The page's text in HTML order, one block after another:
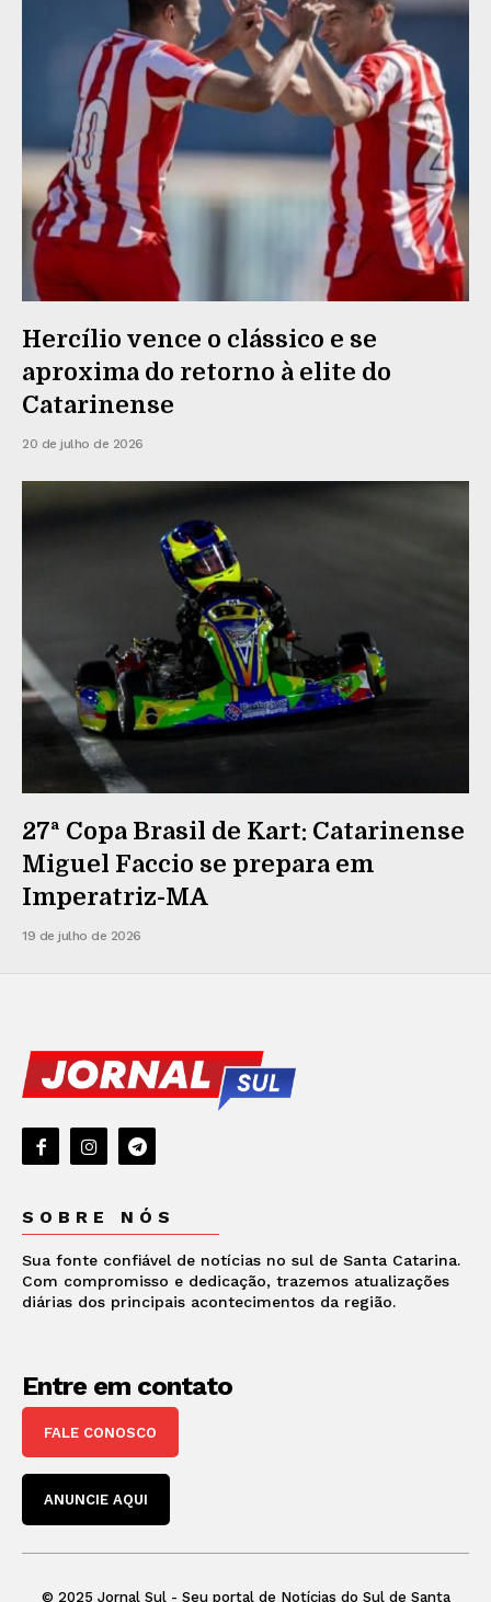
Hercílio vence o clássico e se
aproxima do retorno à elite do
Catarinense
20 de julho de 2026
27ª Copa Brasil de Kart: Catarinense
Miguel Faccio se prepara em
Imperatriz-MA
19 de julho de 2026
SOBRE NÓS
Sua fonte confiável de notícias no sul de Santa Catarina.
Com compromisso e dedicação, trazemos atualizações
diárias dos principais acontecimentos da região.
Entre em contato
FALE CONOSCO
ANUNCIE AQUI
© 2025 Jornal Sul - Seu portal de Notícias do Sul de Santa